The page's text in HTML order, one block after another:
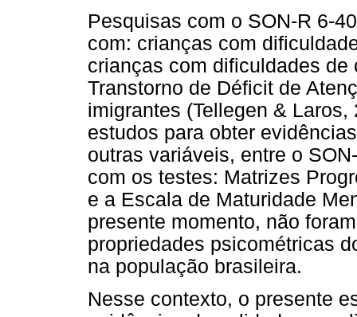
Pesquisas com o SON-R 6-
com: crianças com
crianças com dificuldades
Transtorno de Déficit de
imigrantes (Tellegen &
estudos para obter
outras variáveis, entre o
com os testes: Matrizes
e a Escala de Maturidade
presente momento, não
propriedades psicométricas
na população brasileira.
Nesse contexto, o presente